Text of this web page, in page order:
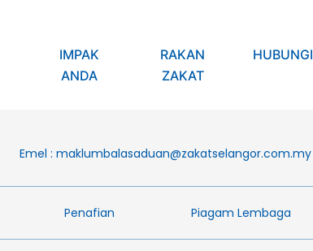
IMPAK
ANDA
RAKAN
ZAKAT
HUBUNGI
Emel : maklumbalasaduan@zakatselangor.com.my
Penafian​ Piagam Lembaga​